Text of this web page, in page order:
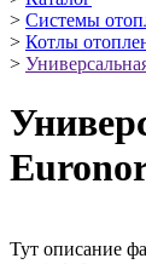
> Системы
> Котлы
>
Тут описание